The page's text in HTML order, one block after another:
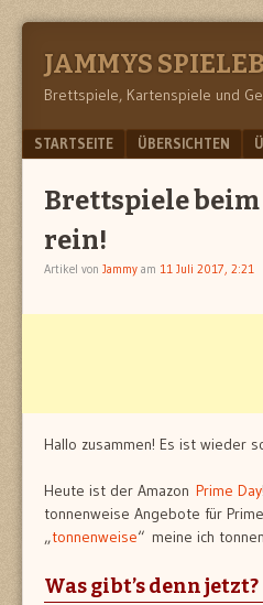
JAMMYS
Brettspiele, Kartenspiele und
Menu
SKIP TO CONTENT
STARTSEITE ÜBERSICHTEN
Brettspiele beim
rein!
Artikel von Jammy am 11 Juli 2017, 2:21
Hallo zusammen! Es ist wieder
Heute ist der Amazon Prime Day
tonnenweise Angebote für
„tonnenweise“ meine ich
Was gibt’s denn jetzt?